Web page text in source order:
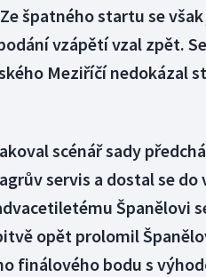
špatného startu se
vzápětí vzal zpět.
Meziříčí nedokázal
scénář sady
servis a dostal se do
Španělovi
opět prolomil
finálového bodu s